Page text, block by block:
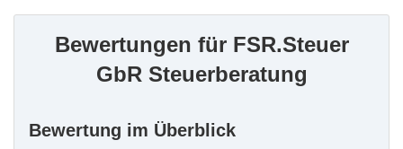
Bewertungen für FSR.Steuer
GbR Steuerberatung
Bewertung im Überblick